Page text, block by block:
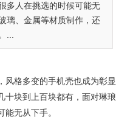
多人在挑选的时候可能无
璃、金属等材质制作，还
...
风格多变的手机壳也成为彰显
十块到上百块都有，面对琳琅
无从下手。